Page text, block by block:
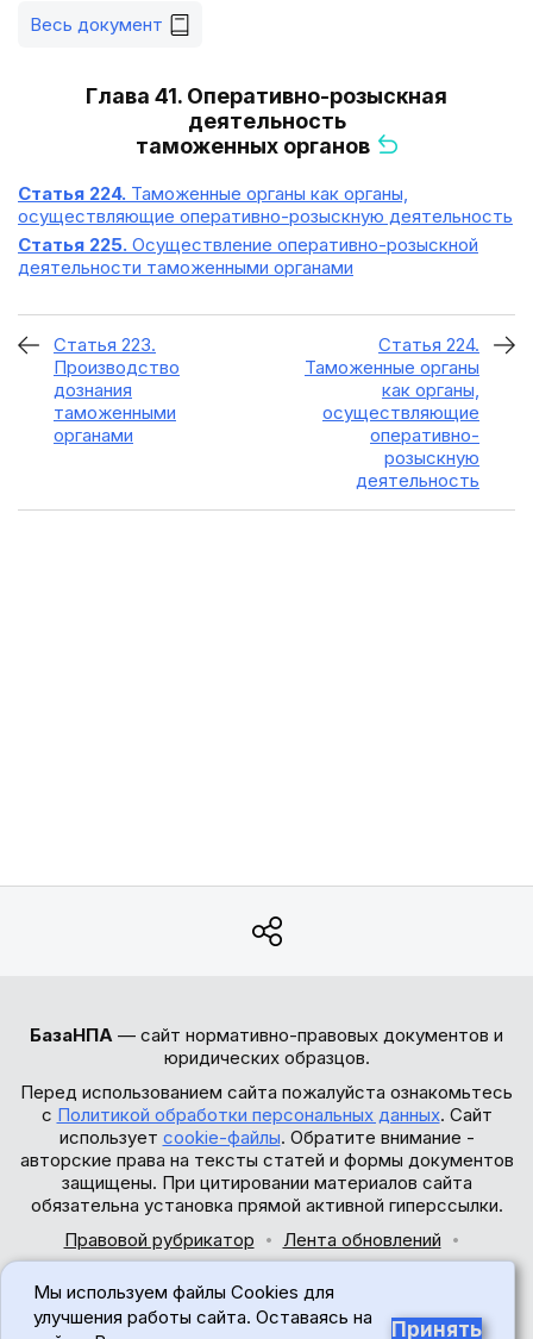
Весь документ
Глава 41. Оперативно-розыскная
деятельность
таможенных органов
Статья 224. Таможенные органы как органы,
осуществляющие оперативно-розыскную деятельность
Статья 225. Осуществление оперативно-розыскной
деятельности таможенными органами
Статья 223.
Производство
дознания
таможенными
органами
Статья 224.
Таможенные органы
как органы,
осуществляющие
оперативно-
розыскную
деятельность
БазаНПА — сайт нормативно-правовых документов и
юридических образцов.
Перед использованием сайта пожалуйста ознакомьтесь
с Политикой обработки персональных данных. Сайт
использует cookie-файлы. Обратите внимание -
авторские права на тексты статей и формы документов
защищены. При цитировании материалов сайта
обязательна установка прямой активной гиперссылки.
Правовой рубрикатор
Лента обновлений
© 2017-2026
Мы используем файлы Cookies для
улучшения работы сайта. Оставаясь на
Принять